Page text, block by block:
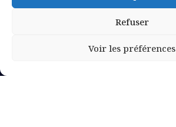
Refuser
Voir les préférences